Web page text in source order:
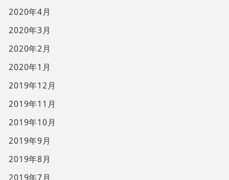
2020年4月
2020年3月
2020年2月
2020年1月
2019年12月
2019年11月
2019年10月
2019年9月
2019年8月
2019年7月